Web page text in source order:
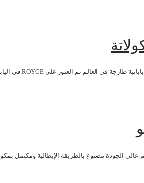
الجودة مصنوع بالطريقة الإيطالية ومكتمل بمكونات طازجة